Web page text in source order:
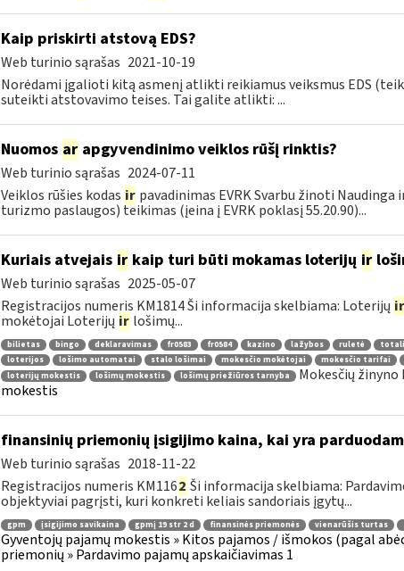
Kaip priskirti atstovą EDS?
Web turinio sąrašas 2021-10-19
Norėdami įgalioti kitą asmenį atlikti reikiamus veiksmus EDS
suteikti atstovavimo teises. Tai galite atlikti: ...
Nuomos arapgyvendinimo veiklos rūšį rinktis?
Web turinio sąrašas 2024-07-11
Veiklos rūšies kodas ir pavadinimas EVRK Svarbu žinoti
turizmo paslaugos) teikimas (įeina į EVRK poklasį 55.20.90)...
Kuriais atvejais irkaip turi būti mokamas loterijų ir
Web turinio sąrašas 2025-05-07
Registracijos numeris KM1814 Ši informacija skelbiama: Loterijų ir
mokėtojai Loterijų ir lošimų...
bilietas bingo deklaravimas fr0583 fr0584 kazino lažybos ruletė
loterijos
lošimo automatai stalo lošimai mokesčio mokėtojai mokesčio tarifai
loterijų mokestis
lošimų mokestis lošimų priežiūros tarnyba Mokesčių
mokestis
finansinių priemonių įsigijimo kaina, kai yra
Web turinio sąrašas 2018-11-22
Registracijos numeris KM1162 Ši informacija skelbiama:
objektyviai pagrįsti, kuri konkreti keliais sandoriais įgytų...
gpm įsigijimo savikaina gpmį 19 str 2 d finansinės priemonės vienarūšis turtas
Gyventojų pajamų mokestis » Kitos pajamos / išmokos (pagal
priemonių » Pardavimo pajamų apskaičiavimas 1